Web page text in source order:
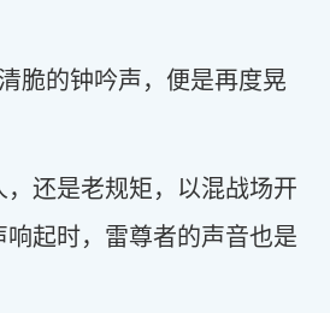
脆的钟吟声，便是再度晃
还是老规矩，以混战场开
起时，雷尊者的声音也是